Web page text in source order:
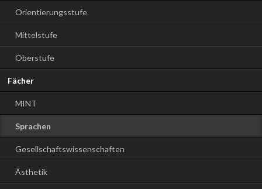
Orientierungsstufe
Mittelstufe
Oberstufe
Fächer
MINT
Sprachen
Gesellschaftswissenschaften
Ästhetik